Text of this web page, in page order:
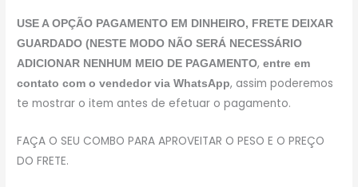
USE A OPÇÃO PAGAMENTO EM DINHEIRO, FRETE DEIXAR
GUARDADO (NESTE MODO NÃO SERÁ NECESSÁRIO
ADICIONAR NENHUM MEIO DE PAGAMENTO,entre em
contato com o vendedor via WhatsApp, assim poderemos
te mostrar o item antes de efetuar o pagamento.
FAÇA O SEU COMBO PARA APROVEITAR O PESO E O PREÇO
DO FRETE.